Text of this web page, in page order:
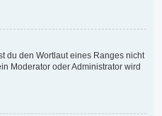
du den Wortlaut eines Ranges nicht
Moderator oder Administrator wird